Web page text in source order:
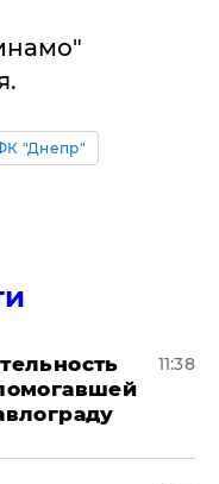
"Днепр"
11:38